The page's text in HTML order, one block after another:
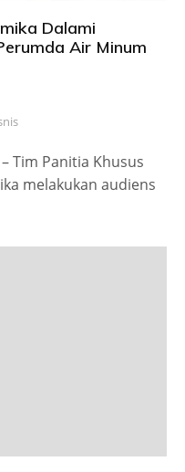
Dalami
Air Minum
Tim Panitia Khusus
melakukan audiens